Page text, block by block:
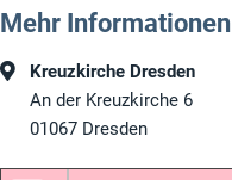
Mehr Informationen
Kreuzkirche Dresden
An der Kreuzkirche 6
01067 Dresden